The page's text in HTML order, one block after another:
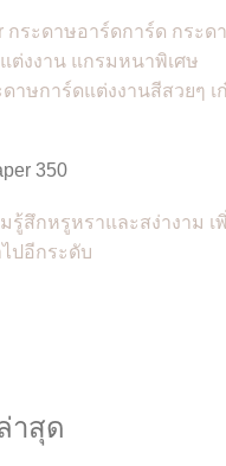
350
รู้สึกหรูหราและสง่างาม เ
ปอีกระดับ
าสุด